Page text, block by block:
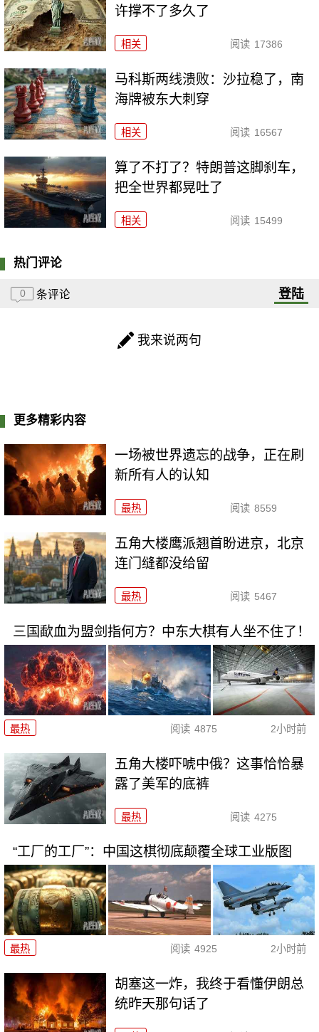
许撑不了多久了
相关 阅读 17386
马科斯两线溃败：沙拉稳了，南
海牌被东大刺穿
相关 阅读 16567
算了不打了？特朗普这脚刹车，
把全世界都晃吐了
相关 阅读 15499
热门评论
0 条评论 登陆
我来说两句
更多精彩内容
一场被世界遗忘的战争，正在刷
新所有人的认知
最热 阅读 8559
五角大楼鹰派翘首盼进京，北京
连门缝都没给留
最热 阅读 5467
三国歃血为盟剑指何方？中东大棋有人坐不住了！
最热 阅读 4875 2小时前
五角大楼吓唬中俄？这事恰恰暴
露了美军的底裤
最热 阅读 4275
“工厂的工厂”：中国这棋彻底颠覆全球工业版图
最热 阅读 4925 2小时前
胡塞这一炸，我终于看懂伊朗总
统昨天那句话了